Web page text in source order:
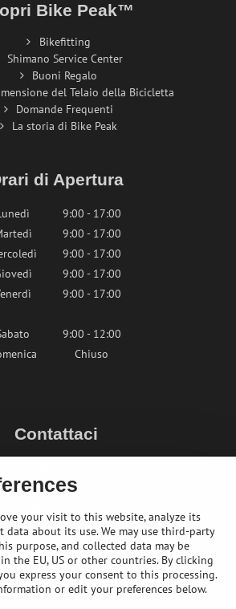
Bike Peak™
Bikefitting
Shimano Service Center
Buoni Regalo
del Telaio della Bicicletta
Domande Frequenti
La storia di Bike Peak
di Apertura
9:00 - 17:00
9:00 - 17:00
9:00 - 17:00
9:00 - 17:00
9:00 - 17:00
9:00 - 12:00
Chiuso
Contattaci
+436764858804 (AT)
your visit to this website, analyze its
data about its use. We may use third-party
purpose, and collected data may be
the EU, US or other countries. By clicking
express your consent to this processing.
or edit your preferences below.